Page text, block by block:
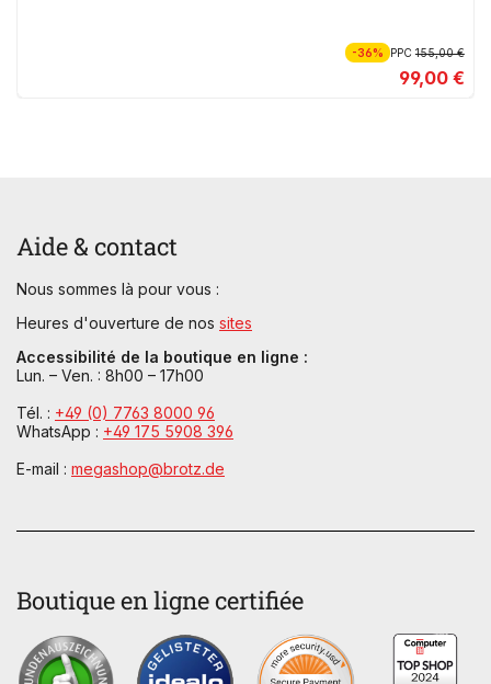
-36% PPC155,00 €
99,00 €
Aide & contact
Nous sommes là pour vous :
Heures d'ouverture de nos sites
Accessibilité de la boutique en ligne :
Lun. – Ven. : 8h00 – 17h00
Tél. : +49 (0) 7763 8000 96
WhatsApp : +49 175 5908 396
E-mail : megashop@brotz.de
Boutique en ligne certifiée